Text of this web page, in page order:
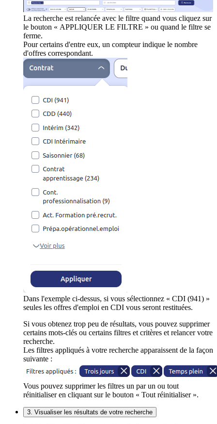
La recherche est relancée avec le filtre quand vous cliquez sur
le bouton « APPLIQUER LE FILTRE » ou quand le filtre se
ferme.
Pour certains d'entre eux, un compteur indique le nombre
d'offres correspondant.
Dans l'exemple ci-dessus, si vous sélectionnez « CDI (941) »
seules les offres d'emploi en CDI vous seront restituées.
Si vous obtenez trop peu de résultats, vous pouvez supprimer
certains mots-clés ou certains filtres et critères et relancer votre
recherche.
Les filtres appliqués à votre recherche apparaissent de la façon
suivante :
Vous pouvez supprimer les filtres un par un ou tout
réinitialiser en cliquant sur le bouton « Tout réinitialiser ».
3. Visualiser les résultats de votre recherche